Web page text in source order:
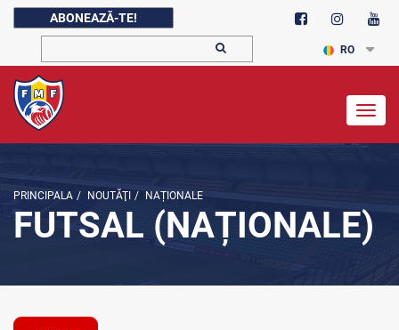
ABONEAZĂ-TE!
RO
PRINCIPALA / NOUTĂŢI / NAȚIONALE
FUTSAL (NAȚIONALE)